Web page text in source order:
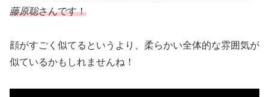
藤原聡さんです！
顔がすごく似てるというより、柔らかい全体的な雰囲気が
似ているかもしれませんね！